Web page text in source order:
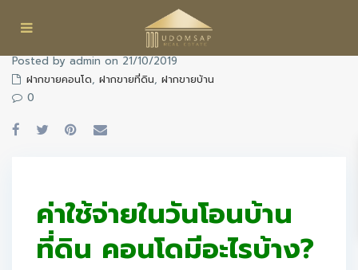
Posted by admin on 21/10/2019
ฝากขายคอนโด, ฝากขายที่ดิน, ฝากขายบ้าน
0
ค่าใช้จ่ายในวันโอนบ้าน
ที่ดิน คอนโดมีอะไรบ้าง?